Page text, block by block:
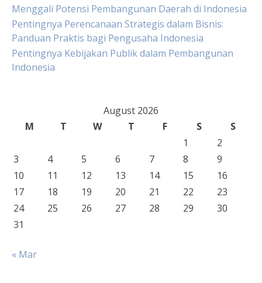
Menggali Potensi Pembangunan Daerah di Indonesia
Pentingnya Perencanaan Strategis dalam Bisnis:
Panduan Praktis bagi Pengusaha Indonesia
Pentingnya Kebijakan Publik dalam Pembangunan
Indonesia
August 2026
M
T W T F S
S
1
2
3
4 5 6 7 8
9
10
11 12 13 14 15
16
17
18 19 20 21 22
23
24
25 26 27 28 29
30
31
« Mar